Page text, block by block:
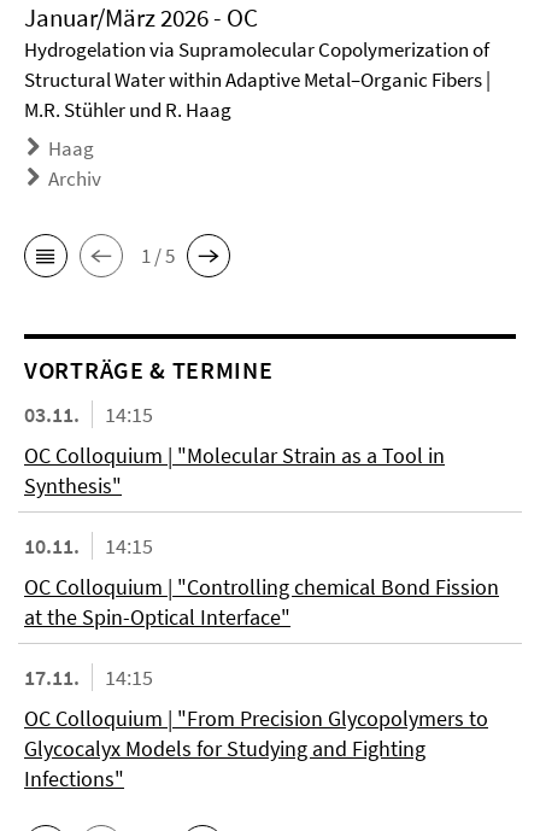
Januar/März 2026 - OC
Hydrogelation via Supramolecular Copolymerization of
Structural Water within Adaptive Metal–Organic Fibers |
M.R. Stühler und R. Haag
Haag
Archiv
1 / 5
VORTRÄGE & TERMINE
03.11.
14:15
OC Colloquium | "Molecular Strain as a Tool in
Synthesis"
10.11.
14:15
OC Colloquium | "Controlling chemical Bond Fission
at the Spin-Optical Interface"
17.11.
14:15
OC Colloquium | "From Precision Glycopolymers to
Glycocalyx Models for Studying and Fighting
Infections"